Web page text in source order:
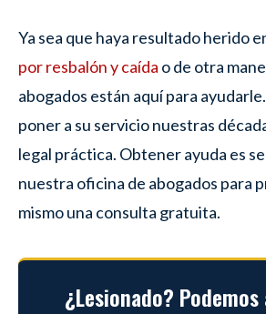
Ya sea que haya resultado herido
por resbalón y caída o de otra
abogados están aquí para
poner a su servicio nuestras
legal práctica. Obtener ayuda es
nuestra oficina de abogados para
mismo una consulta gratuita.
¿Lesionado?